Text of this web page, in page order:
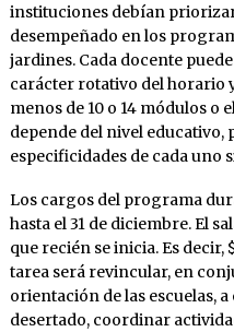
instituciones debían
desempeñado en los
jardines. Cada docente
carácter rotativo del horario
menos de 10 o 14 módulos o
depende del nivel
especificidades de cada uno
Los cargos del programa
hasta el 31 de diciembre. El
que recién se inicia. Es decir,
tarea será revincular, en
orientación de las escuelas,
desertado, coordinar